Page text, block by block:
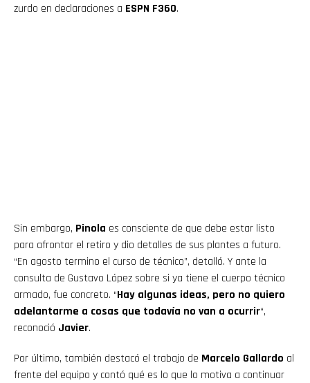
zurdo en declaraciones a ESPN F360.
Sin embargo, Pinola es consciente de que debe estar listo
para afrontar el retiro y dio detalles de sus plantes a futuro.
“En agosto termino el curso de técnico”, detalló. Y ante la
consulta de Gustavo López sobre si ya tiene el cuerpo técnico
armado, fue concreto. “Hay algunas ideas, pero no quiero
adelantarme a cosas que todavía no van a ocurrir“,
reconoció Javier.
Por último, también destacó el trabajo de Marcelo Gallardo al
frente del equipo y contó qué es lo que lo motiva a continuar
Reddit